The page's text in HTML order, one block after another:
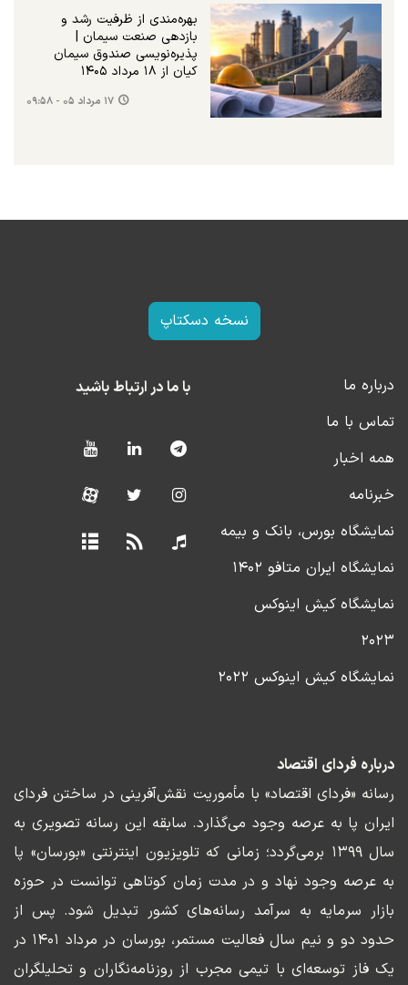
بهره‌مندی از ظرفیت رشد و
بازدهی صنعت سیمان |
پذیره‌نویسی صندوق سیمان
کیان از ۱۸ مرداد ۱۴۰۵
۱۷ مرداد ۰۵ - ۰۹:۵۸
نسخه دسکتاپ
درباره ما
تماس با ما
همه اخبار
خبرنامه
نمایشگاه بورس، بانک و بیمه
نمایشگاه ایران متافو ۱۴۰۲
نمایشگاه کیش اینوکس
۲۰۲۳
نمایشگاه کیش اینوکس ۲۰۲۲
با ما در ارتباط باشید
درباره فردای اقتصاد
رسانه «فردای اقتصاد» با مأموریت نقش‌آفرینی در ساختن فردای
ایران پا به عرصه وجود می‌گذارد. سابقه این رسانه تصویری به
سال ۱۳۹۹ برمی‌گردد؛ زمانی که تلویزیون اینترنتی «بورسان» پا
به عرصه وجود نهاد و در مدت زمان کوتاهی توانست در حوزه
بازار سرمایه به سرآمد رسانه‌های کشور تبدیل شود. پس از
حدود دو و نیم سال فعالیت مستمر، بورسان در مرداد ۱۴۰۱ در
یک فاز توسعه‌ای با تیمی مجرب از روزنامه‌نگاران و تحلیلگران